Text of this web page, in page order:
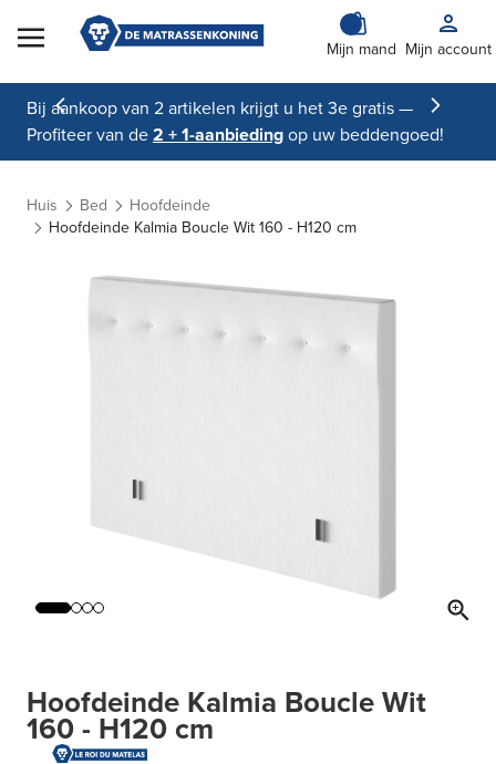
Skip to Content
Mijn mand Mijn account
Bij aankoop van 2 artikelen krijgt u het 3e gratis —
Profiteer van de2 + 1-aanbiedingop uw beddengoed!
Huis Bed
Hoofdeinde
Hoofdeinde Kalmia Boucle Wit 160 - H120 cm
Hoofdeinde Kalmia Boucle Wit
160 - H120 cm